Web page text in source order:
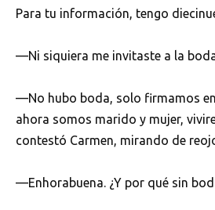
Para tu información, tengo
—Ni siquiera me invitaste a la
—No hubo boda, solo firmamos
ahora somos marido y mujer,
contestó Carmen, mirando de
—Enhorabuena. ¿Y por qué sin